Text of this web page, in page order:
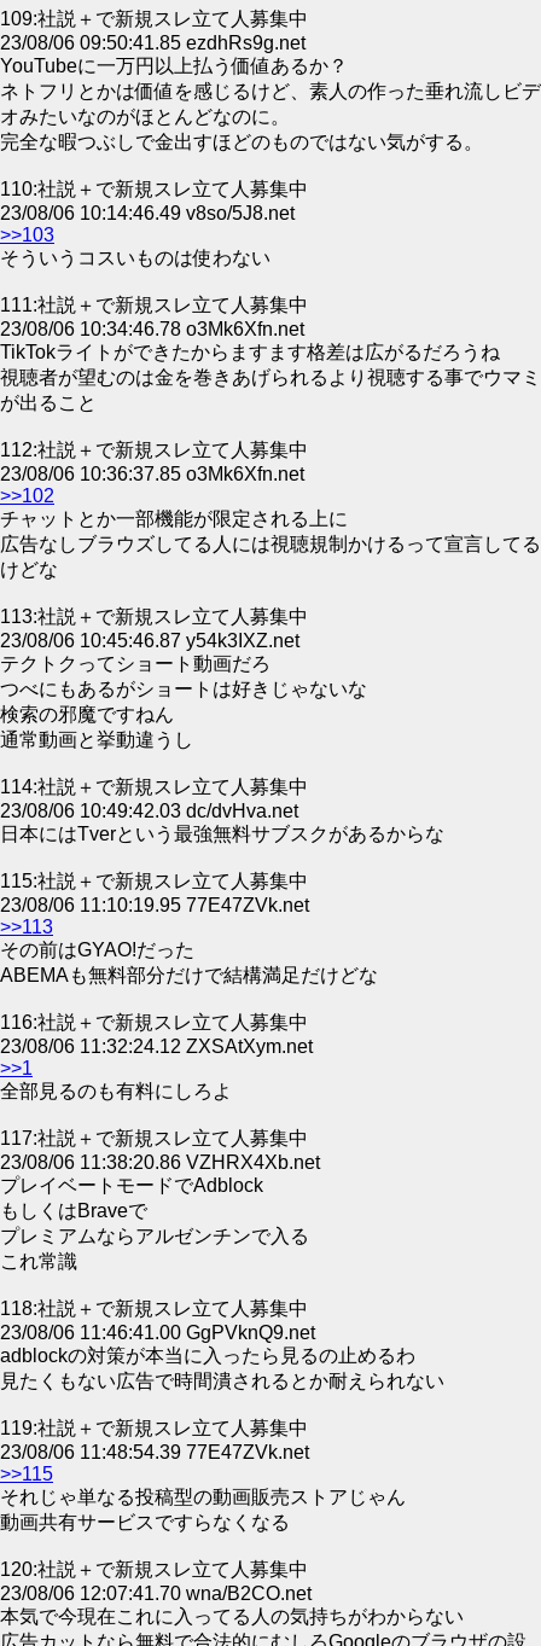
109:社説＋で新規スレ立て人募集中
23/08/06 09:50:41.85 ezdhRs9g.net
YouTubeに一万円以上払う価値あるか？
ネトフリとかは価値を感じるけど、素人の作った垂れ流しビデ
オみたいなのがほとんどなのに。
完全な暇つぶしで金出すほどのものではない気がする。
110:社説＋で新規スレ立て人募集中
23/08/06 10:14:46.49 v8so/5J8.net
>>103
そういうコスいものは使わない
111:社説＋で新規スレ立て人募集中
23/08/06 10:34:46.78 o3Mk6Xfn.net
TikTokライトができたからますます格差は広がるだろうね
視聴者が望むのは金を巻きあげられるより視聴する事でウマミ
が出ること
112:社説＋で新規スレ立て人募集中
23/08/06 10:36:37.85 o3Mk6Xfn.net
>>102
チャットとか一部機能が限定される上に
広告なしブラウズしてる人には視聴規制かけるって宣言してる
けどな
113:社説＋で新規スレ立て人募集中
23/08/06 10:45:46.87 y54k3IXZ.net
テクトクってショート動画だろ
つべにもあるがショートは好きじゃないな
検索の邪魔ですねん
通常動画と挙動違うし
114:社説＋で新規スレ立て人募集中
23/08/06 10:49:42.03 dc/dvHva.net
日本にはTverという最強無料サブスクがあるからな
115:社説＋で新規スレ立て人募集中
23/08/06 11:10:19.95 77E47ZVk.net
>>113
その前はGYAO!だった
ABEMAも無料部分だけで結構満足だけどな
116:社説＋で新規スレ立て人募集中
23/08/06 11:32:24.12 ZXSAtXym.net
>>1
全部見るのも有料にしろよ
117:社説＋で新規スレ立て人募集中
23/08/06 11:38:20.86 VZHRX4Xb.net
プレイベートモードでAdblock
もしくはBraveで
プレミアムならアルゼンチンで入る
これ常識
118:社説＋で新規スレ立て人募集中
23/08/06 11:46:41.00 GgPVknQ9.net
adblockの対策が本当に入ったら見るの止めるわ
見たくもない広告で時間潰されるとか耐えられない
119:社説＋で新規スレ立て人募集中
23/08/06 11:48:54.39 77E47ZVk.net
>>115
それじゃ単なる投稿型の動画販売ストアじゃん
動画共有サービスですらなくなる
120:社説＋で新規スレ立て人募集中
23/08/06 12:07:41.70 wna/B2CO.net
本気で今現在これに入ってる人の気持ちがわからない
広告カットなら無料で合法的にむしろGoogleのブラウザの設